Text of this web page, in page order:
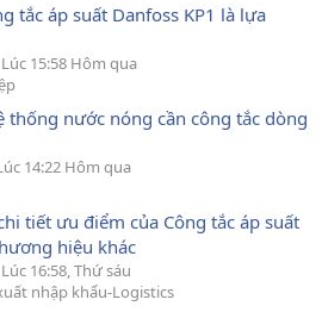
tắc áp suất Danfoss KP1 là lựa
Lúc 15:58 Hôm qua
thống nước nóng cần công tắc dòng
14:22 Hôm qua
tiết ưu điểm của Công tắc áp suất
hiệu khác
Lúc 16:58, Thứ sáu
nhập khẩu-Logistics